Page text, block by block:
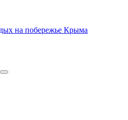
на побережье Крыма